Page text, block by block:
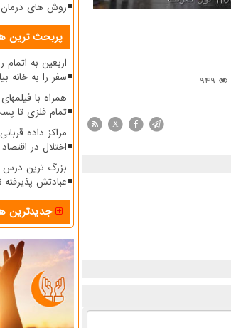
949
X
روش های
پربحث ترین
اربعین به
سفر را به خانه
همراه با
تمام فلزی تا
مراکز داده
اختلال در
بزرگ ترین درس
عبادتش پذیرفته
جدیدترین